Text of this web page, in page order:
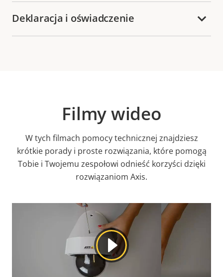
Deklaracja i oświadczenie
Filmy wideo
W tych filmach pomocy technicznej znajdziesz
krótkie porady i proste rozwiązania, które pomogą
Tobie i Twojemu zespołowi odnieść korzyści dzięki
rozwiązaniom Axis.